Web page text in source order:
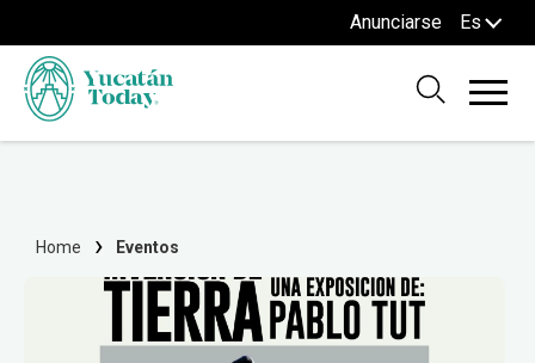
Anunciarse Es
Home Eventos